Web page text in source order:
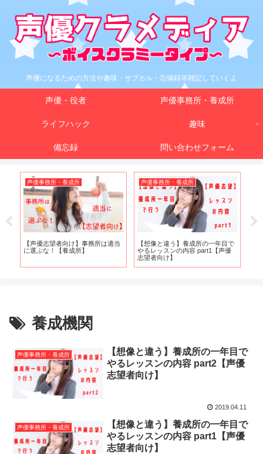
声優になるための方法や趣味・サブカル・忘備録等雑記していくよ
声優・役者 声優事務所・養成所
ライフハック 趣味
備忘録 問い合わせフォーム
声優事務所・養成所
【声優志望者向け】事務所は適当
に選ぶな！【養成所】
声優事務所・養成所
【想像と違う】養成所の一年目で
やるレッスンの内容 part1【声優
志望者向け】
養成機関
声優事務所・養成所
【想像と違う】養成所の一年目で
やるレッスンの内容 part2【声優
志望者向け】
2019.04.11
声優事務所・養成所
【想像と違う】養成所の一年目で
やるレッスンの内容 part1【声優
志望者向け】